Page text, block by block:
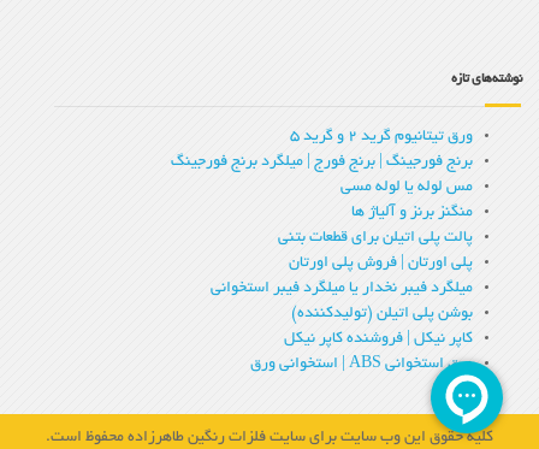
نوشته‌های تازه
ورق تیتانیوم گرید 2 و گرید 5
برنج فورجینگ | برنج فورج | میلگرد برنج فورجینگ
مس لوله یا لوله مسی
منگنز برنز و آلیاژ ها
پالت پلی اتیلن برای قطعات بتنی
پلی اورتان | فروش پلی اورتان
میلگرد فیبر نخدار یا میلگرد فیبر استخوانی
بوشن پلی اتیلن (تولیدکننده)
کاپر نیکل | فروشنده کاپر نیکل
ورق استخوانی ABS | استخوانی ورق
کلیه حقوق این وب سایت برای سایت فلزات رنگین طاهرزاده محفوظ است.